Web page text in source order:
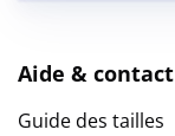
Aide & contact
Guide des tailles